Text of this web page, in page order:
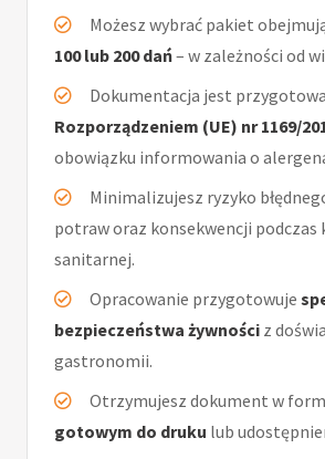
Możesz wybrać pakiet
100 lub 200 dań– w zależności od
Dokumentacja jest
Rozporządzeniem (UE) nr 1169/
obowiązku informowania o
Minimalizujesz ryzyko
potraw oraz konsekwencji
sanitarnej.
Opracowanie przygotowuje
bezpieczeństwa żywności z
gastronomii.
Otrzymujesz dokument w
gotowym do druku lub